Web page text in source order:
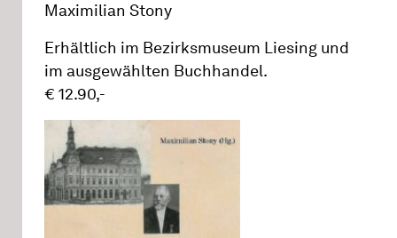
Maximilian Stony
Erhältlich im Bezirksmuseum Liesing und
im ausgewählten Buchhandel.
€ 12.90,-